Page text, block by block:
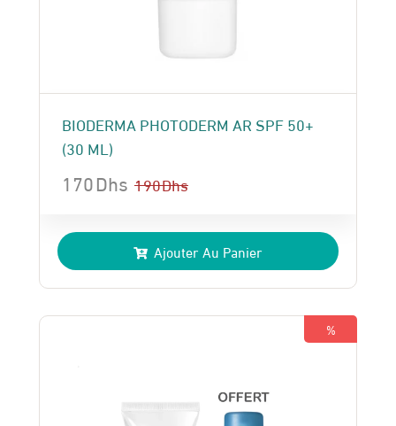
BIODERMA PHOTODERM AR SPF 50+
(30 ML)
190Dhs
prix
initial
était :
190 Dhs.
170Dhs
prix
actuel
est :
170 Dhs.
Ajouter Au Panier
%